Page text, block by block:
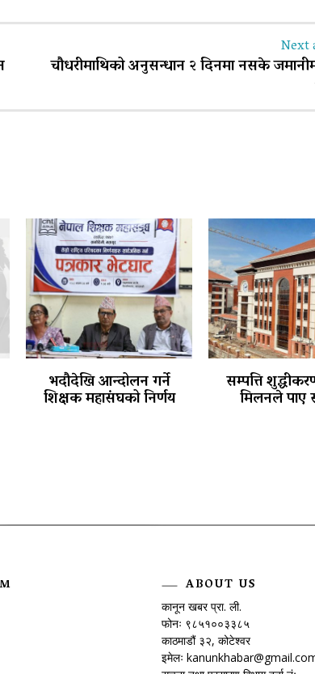
Next
चौधरीमाथिको अनुसन्धान २ दिनमा नसके
भदौदेखि आन्दोलन गर्ने
शिक्षक महासंघको निर्णय
सम्पत्ति
मिलनले पाए
ABOUT US
कानून खबर प्रा. ली.
फोनः ९८५१००३३८५
काठमाडौं ३२, कोटेश्वर
इमेलः